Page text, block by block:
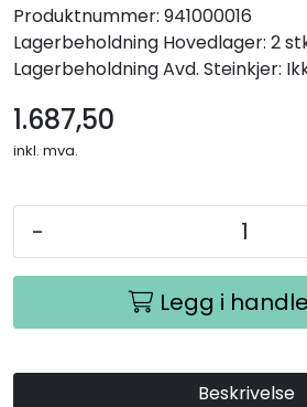
Produktnummer: 941000016
Lagerbeholdning Hovedlager: 2
LagerbeholdningAvd. Steinkjer:
1.687,50
inkl. mva.
-
Legg i
Beskrivelse